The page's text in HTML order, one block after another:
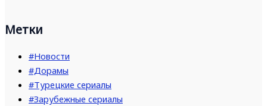
Метки
#Новости
#Дорамы
#Турецкие сериалы
#Зарубежные сериалы